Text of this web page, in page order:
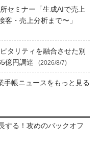
セミナー「生成AIで売上
・売上分析まで〜」
タリティを融合させた別
億円調達
(2026/8/7)
手帳ニュースをもっと見る
する！攻めのバックオフ